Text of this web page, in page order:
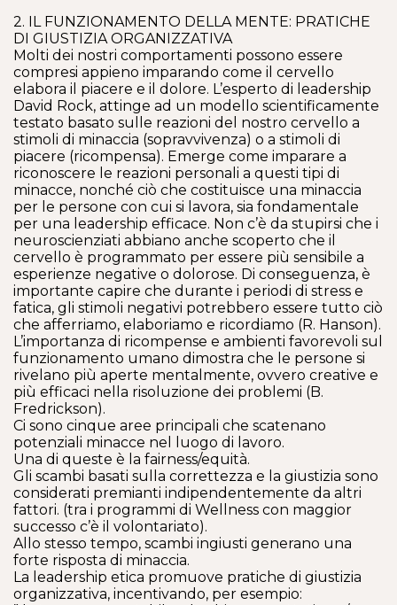
2. IL FUNZIONAMENTO DELLA MENTE: PRATICHE
DI GIUSTIZIA ORGANIZZATIVA
Molti dei nostri comportamenti possono essere
compresi appieno imparando come il cervello
elabora il piacere e il dolore. L’esperto di leadership
David Rock, attinge ad un modello scientificamente
testato basato sulle reazioni del nostro cervello a
stimoli di minaccia (sopravvivenza) o a stimoli di
piacere (ricompensa). Emerge come imparare a
riconoscere le reazioni personali a questi tipi di
minacce, nonché ciò che costituisce una minaccia
per le persone con cui si lavora, sia fondamentale
per una leadership efficace. Non c’è da stupirsi che i
neuroscienziati abbiano anche scoperto che il
cervello è programmato per essere più sensibile a
esperienze negative o dolorose. Di conseguenza, è
importante capire che durante i periodi di stress e
fatica, gli stimoli negativi potrebbero essere tutto ciò
che afferriamo, elaboriamo e ricordiamo (R. Hanson).
L’importanza di ricompense e ambienti favorevoli sul
funzionamento umano dimostra che le persone si
rivelano più aperte mentalmente, ovvero creative e
più efficaci nella risoluzione dei problemi (B.
Fredrickson).
Ci sono cinque aree principali che scatenano
potenziali minacce nel luogo di lavoro.
Una di queste è la fairness/equità.
Gli scambi basati sulla correttezza e la giustizia sono
considerati premianti indipendentemente da altri
fattori. (tra i programmi di Wellness con maggior
successo c’è il volontariato).
Allo stesso tempo, scambi ingiusti generano una
forte risposta di minaccia.
La leadership etica promuove pratiche di giustizia
organizzativa, incentivando, per esempio: